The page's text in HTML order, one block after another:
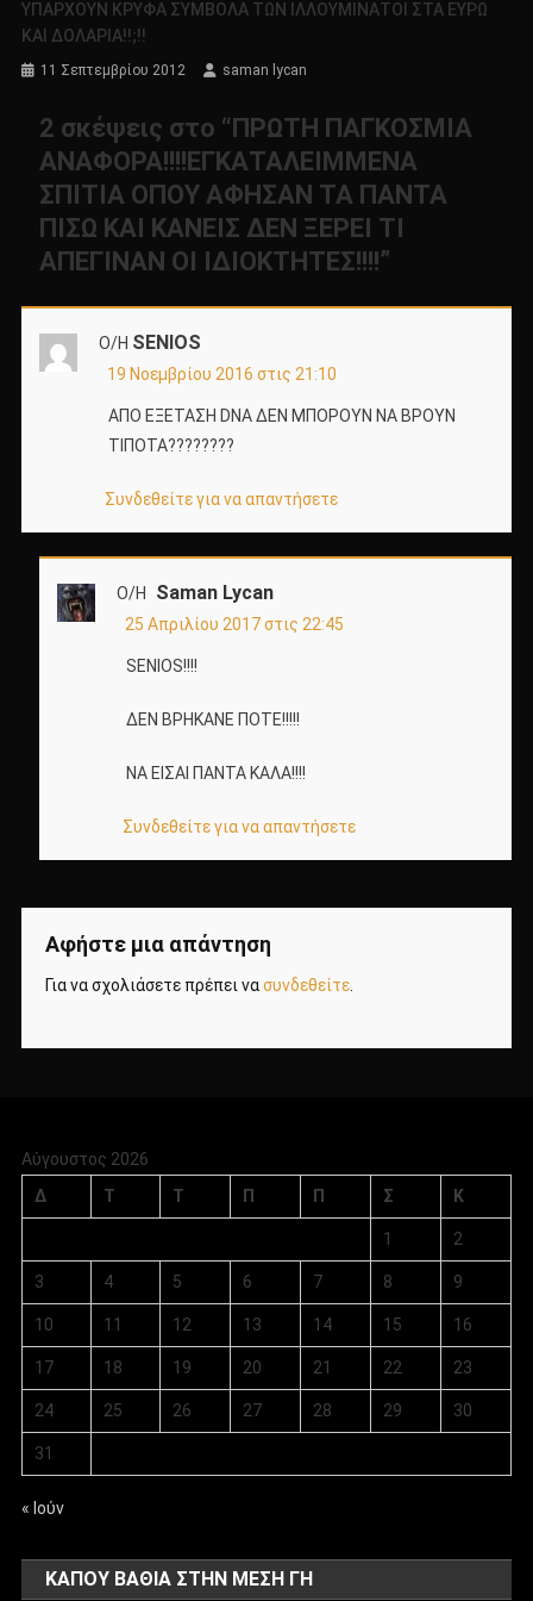
ΥΠΑΡΧΟΥΝ ΚΡΥΦΑ ΣΥΜΒΟΛΑ ΤΩΝ ΙΛΛΟΥΜΙΝΑΤΟΙ ΣΤΑ ΕΥΡΩ
ΚΑΙ ΔΟΛΑΡΙΑ!!;!!
11 Σεπτεμβρίου 2012 saman lycan
2 σκέψεις στο “ΠΡΩΤΗ ΠΑΓΚΟΣΜΙΑ
ΑΝΑΦΟΡΑ!!!!ΕΓΚΑΤΑΛΕΙΜΜΕΝΑ
ΣΠΙΤΙΑ ΟΠΟΥ ΑΦΗΣΑΝ ΤΑ ΠΑΝΤΑ
ΠΙΣΩ ΚΑΙ ΚΑΝΕΙΣ ΔΕΝ ΞΕΡΕΙ ΤΙ
ΑΠΕΓΙΝΑΝ ΟΙ ΙΔΙΟΚΤΗΤΕΣ!!!!”
Ο/Η SENIOS
19 Νοεμβρίου 2016 στις 21:10
ΑΠΟ ΕΞΕΤΑΣΗ DNA ΔΕΝ ΜΠΟΡΟΥΝ ΝΑ ΒΡΟΥΝ
ΤΙΠΟΤΑ????????
Συνδεθείτε για να απαντήσετε
Ο/Η Saman Lycan
25 Απριλίου 2017 στις 22:45
SENIOS!!!!
ΔΕΝ ΒΡΗΚΑΝΕ ΠΟΤΕ!!!!!
ΝΑ ΕΙΣΑΙ ΠΑΝΤΑ ΚΑΛΑ!!!!
Συνδεθείτε για να απαντήσετε
Αφήστε μια απάντηση
Για να σχολιάσετε πρέπει νασυνδεθείτε.
Αύγουστος 2026
Δ
Τ Τ Π Π Σ Κ
1 2
3 4 5 6 7 8 9
10 11 12 13 14 15 16
17 18 19 20 21 22 23
24 25 26 27 28 29 30
31
« Ιούν
ΚΑΠΟΥ ΒΑΘΙΑ ΣΤΗΝ ΜΕΣΗ ΓΗ